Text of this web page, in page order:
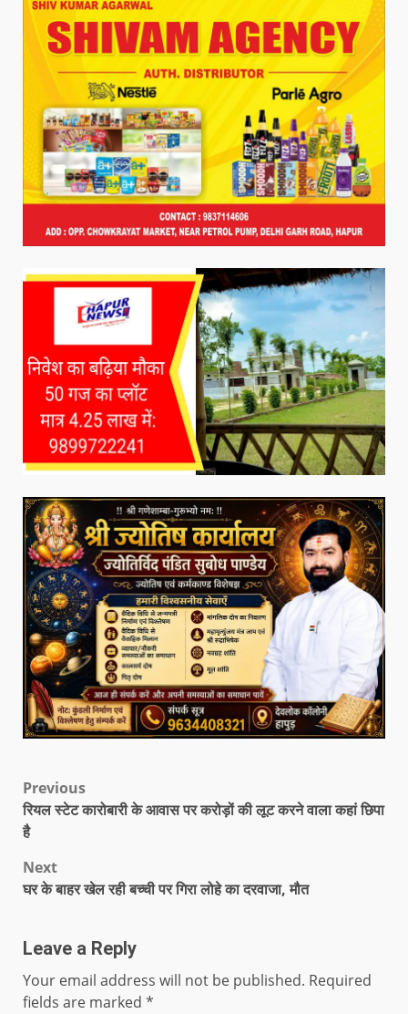
Previous
रियल स्टेट कारोबारी के आवास पर करोड़ों की लूट करने वाला कहां छिपा
है
Next
घर के बाहर खेल रही बच्ची पर गिरा लोहे का दरवाजा, मौत
Leave a Reply
Your email address will not be published. Required
fields are marked *